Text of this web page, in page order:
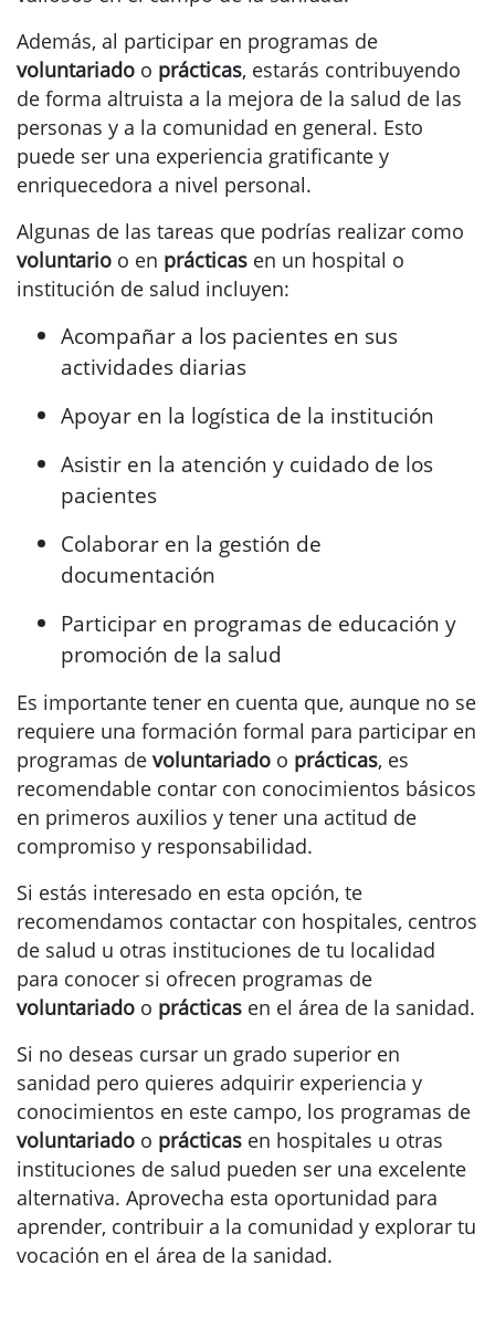
Además, al participar en programas de
voluntariado o prácticas, estarás contribuyendo
de forma altruista a la mejora de la salud de las
personas y a la comunidad en general. Esto
puede ser una experiencia gratificante y
enriquecedora a nivel personal.
Algunas de las tareas que podrías realizar como
voluntario o en prácticas en un hospital o
institución de salud incluyen:
Acompañar a los pacientes en sus
actividades diarias
Apoyar en la logística de la institución
Asistir en la atención y cuidado de los
pacientes
Colaborar en la gestión de
documentación
Participar en programas de educación y
promoción de la salud
Es importante tener en cuenta que, aunque no se
requiere una formación formal para participar en
programas de voluntariado o prácticas, es
recomendable contar con conocimientos básicos
en primeros auxilios y tener una actitud de
compromiso y responsabilidad.
Si estás interesado en esta opción, te
recomendamos contactar con hospitales, centros
de salud u otras instituciones de tu localidad
para conocer si ofrecen programas de
voluntariado o prácticas en el área de la sanidad.
Si no deseas cursar un grado superior en
sanidad pero quieres adquirir experiencia y
conocimientos en este campo, los programas de
voluntariado o prácticas en hospitales u otras
instituciones de salud pueden ser una excelente
alternativa. Aprovecha esta oportunidad para
aprender, contribuir a la comunidad y explorar tu
vocación en el área de la sanidad.